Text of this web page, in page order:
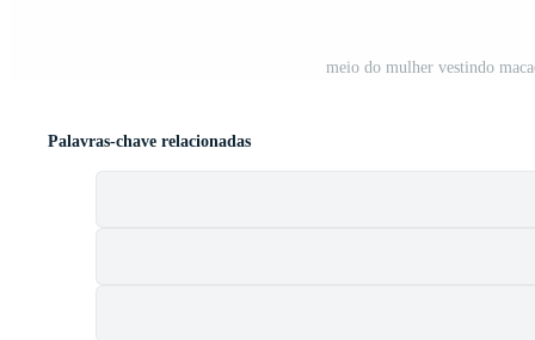
meio do mulher vestindo
Palavras-chave relacionadas